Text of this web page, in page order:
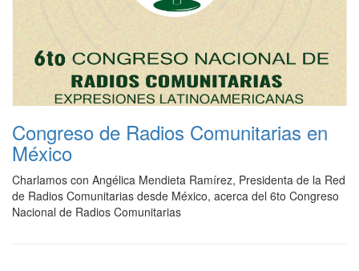
Congreso de Radios Comunitarias en
México
Charlamos con Angélica Mendieta Ramírez, Presidenta de la Red
de Radios Comunitarias desde México, acerca del 6to Congreso
Nacional de Radios Comunitarias